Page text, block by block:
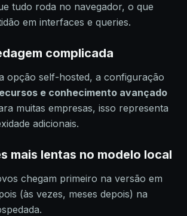
tudo roda no navegador, o que
em interfaces e queries.
complicada
opção self-hosted, a configuração
e conhecimento avançado
muitas empresas, isso representa
adicionais.
mais lentas no modelo local
chegam primeiro na versão em
(às vezes, meses depois) na